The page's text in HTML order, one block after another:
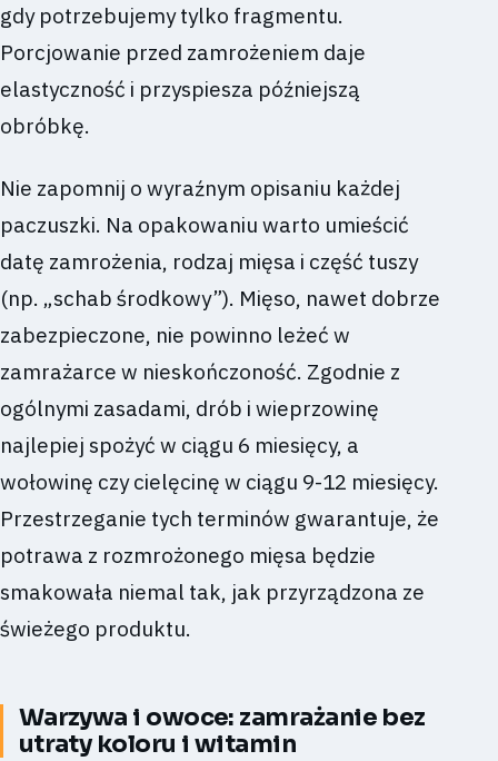
gdy potrzebujemy tylko fragmentu.
Porcjowanie przed zamrożeniem daje
elastyczność i przyspiesza późniejszą
obróbkę.
Nie zapomnij o wyraźnym opisaniu każdej
paczuszki. Na opakowaniu warto umieścić
datę zamrożenia, rodzaj mięsa i część tuszy
(np. „schab środkowy”). Mięso, nawet dobrze
zabezpieczone, nie powinno leżeć w
zamrażarce w nieskończoność. Zgodnie z
ogólnymi zasadami, drób i wieprzowinę
najlepiej spożyć w ciągu 6 miesięcy, a
wołowinę czy cielęcinę w ciągu 9-12 miesięcy.
Przestrzeganie tych terminów gwarantuje, że
potrawa z rozmrożonego mięsa będzie
smakowała niemal tak, jak przyrządzona ze
świeżego produktu.
Warzywa i owoce: zamrażanie bez
utraty koloru i witamin